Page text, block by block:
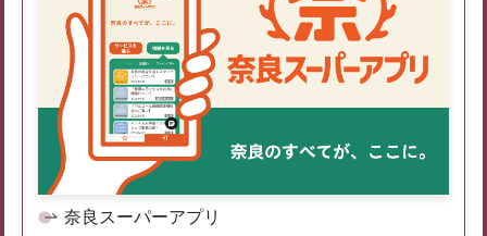
奈良スーパーアプリ